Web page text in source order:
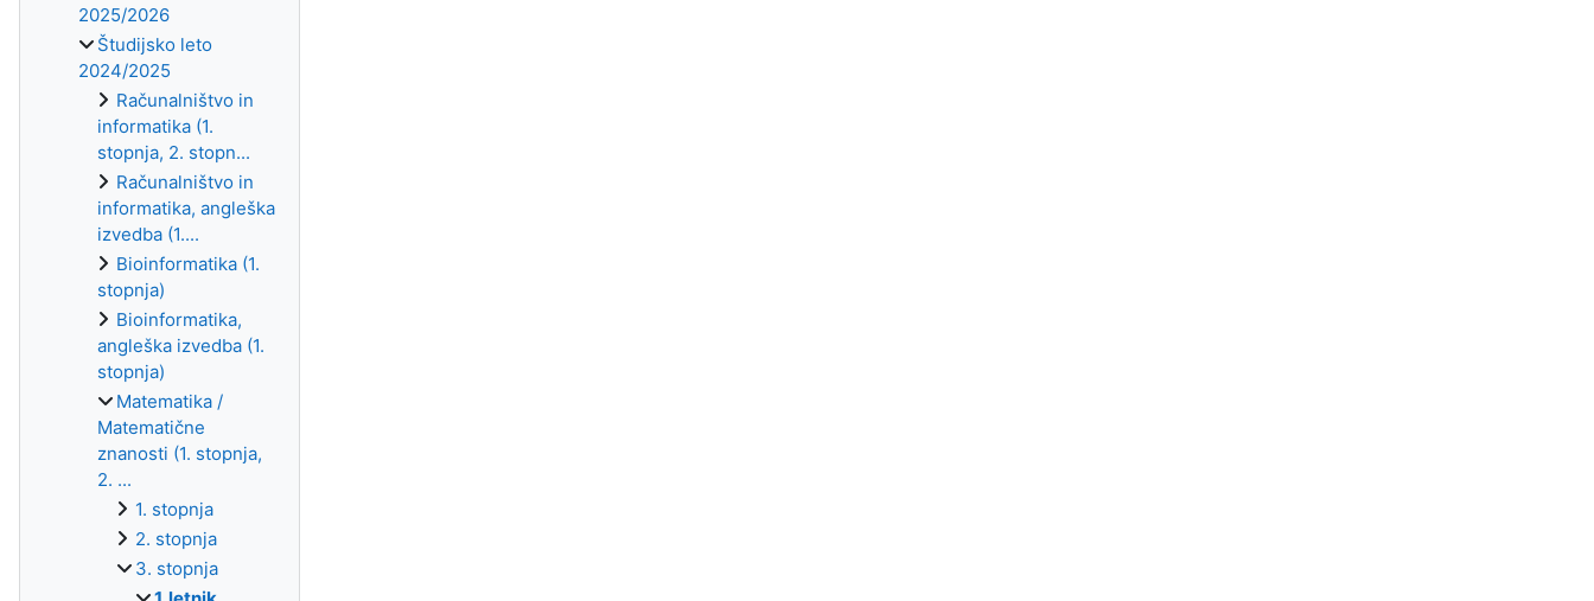
2025/2026
Študijsko leto
2024/2025
Računalništvo in
informatika (1.
stopnja, 2. stopn...
Računalništvo in
informatika, angleška
izvedba (1....
Bioinformatika (1.
stopnja)
Bioinformatika,
angleška izvedba (1.
stopnja)
Matematika /
Matematične
znanosti (1. stopnja,
2. ...
1. stopnja
2. stopnja
3. stopnja